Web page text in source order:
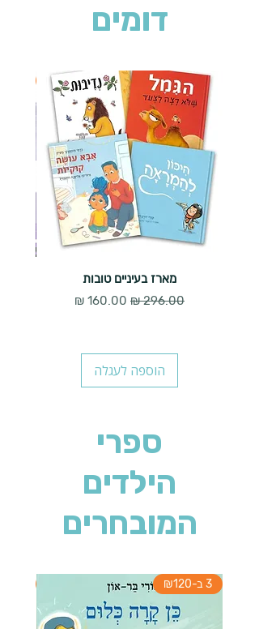
דומים
מארז בעיניים טובות
מחיר רגיל
מחיר מבצע
הוספה לעגלה
ספרי
הילדים
המובחרים
3 ב-₪120